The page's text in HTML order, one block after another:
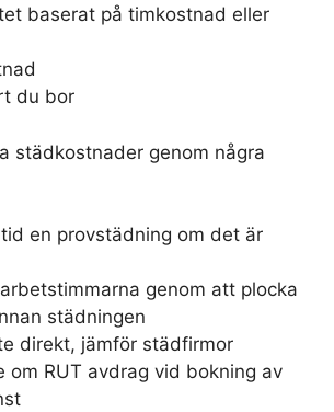
baserat på timkostnad eller
du bor
städkostnader genom några
en provstädning om det är
genom att plocka
städningen
direkt, jämför städfirmor
om RUT avdrag vid bokning av